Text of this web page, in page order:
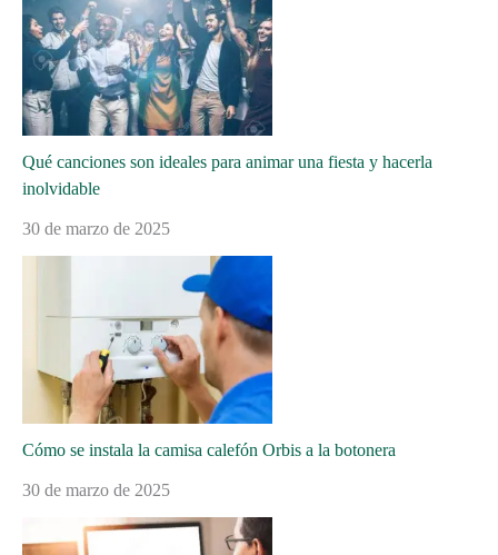
Qué canciones son ideales para animar una fiesta y hacerla
inolvidable
30 de marzo de 2025
Cómo se instala la camisa calefón Orbis a la botonera
30 de marzo de 2025